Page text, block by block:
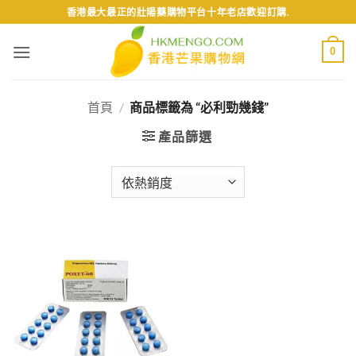
to
content
香港最大最正的壯陽藥購物平台十年老店歡迎訂購.
0
首頁 / 商品標籤為 “必利勁幾錢”
產品篩選